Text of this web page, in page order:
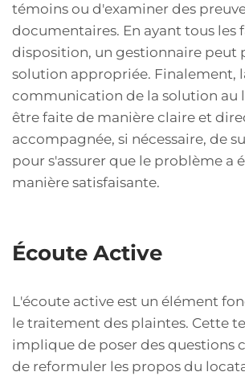
témoins ou d'examiner des
documentaires. En ayant tous les
disposition, un gestionnaire peut
solution appropriée. Finalement,
communication de la solution au
être faite de manière claire et
accompagnée, si nécessaire, de
pour s'assurer que le problème a
manière satisfaisante.
Écoute Active
L'écoute active est un élément
le traitement des plaintes. Cette
implique de poser des questions
de reformuler les propos du